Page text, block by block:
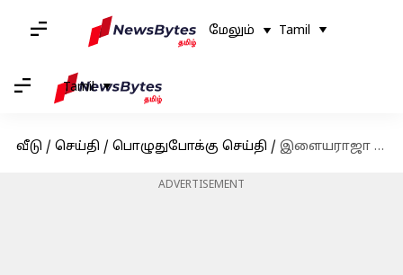
மேலும் Tamil
Tamil
வீடு / செய்தி / பொழுதுபோக்கு செய்தி / இளையராஜா பயோபிக்கில், ஏஆர் ரஹ்மானாக நடிக்கும் சிம்பு
ADVERTISEMENT